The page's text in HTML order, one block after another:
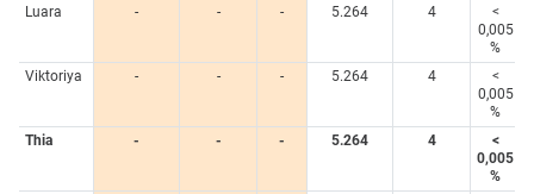
Luara
- - - 5.264 4
<
0,005
%
Viktoriya
- - - 5.264 4
<
0,005
%
Thia
- - - 5.264 4
<
0,005
%